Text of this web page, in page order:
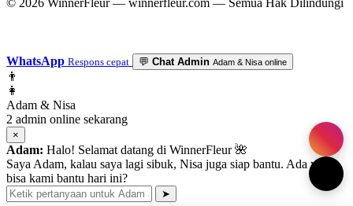
WhatsApp Respons cepat 💬 Chat Admin Adam & Nisa online
👨
👩
Adam & Nisa
2 admin online sekarang
×
Adam: Halo! Selamat datang di WinnerFleur 🌺
Saya Adam, kalau saya lagi sibuk, Nisa juga siap bantu. Ada yang
bisa kami bantu hari ini?
➤